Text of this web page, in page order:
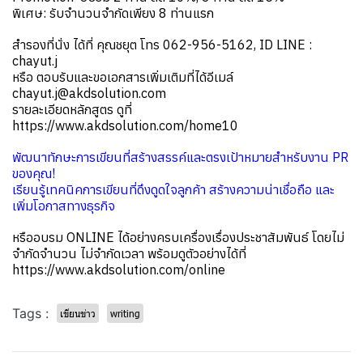
พิเศษ: รับจำนวนจำกัดเพียง 8 ท่านแรก
สำรองที่นั่ง ได้ที่ คุณชยุต โทร 062-956-5162, ID LINE :
chayut.j
หรือ ตอบรับและขอเอกสารเพิ่มเติมที่ได้อีเมล์
chayut.j@akdsolution.com
รายละเอียดหลักสูตร ดูที่
https://www.akdsolution.com/home10
พัฒนาทักษะการเขียนที่สร้างสรรค์และตรงเป้าหมายสำหรับงาน PR
ของคุณ!
เรียนรู้เทคนิคการเขียนที่ดึงดูดใจลูกค้า สร้างความน่าเชื่อถือ และ
เพิ่มโอกาสทางธุรกิจ
หรืออบรม ONLINE ได้อย่างครบเครื่องเรื่องประชาสัมพันธ์ โดยไม่
จำกัดจำนวน ไม่จำกัดเวลา พร้อมดูตัวอย่างได้ที่
https://www.akdsolution.com/online
Tags : เขียนข่าว writing